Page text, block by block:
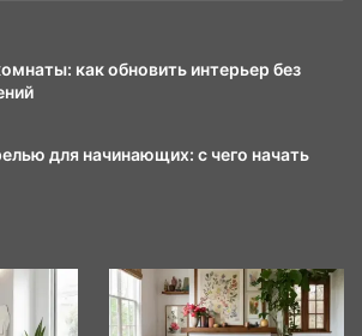
как обновить интерьер без
для начинающих: с чего начать